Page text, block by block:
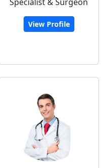
View Profile